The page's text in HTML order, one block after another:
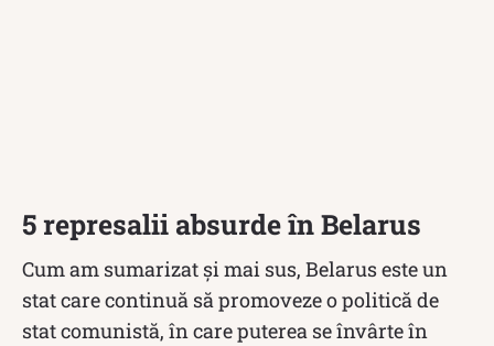
5 represalii absurde în Belarus
Cum am sumarizat și mai sus, Belarus este un
stat care continuă să promoveze o politică de
stat comunistă, în care puterea se învârte în